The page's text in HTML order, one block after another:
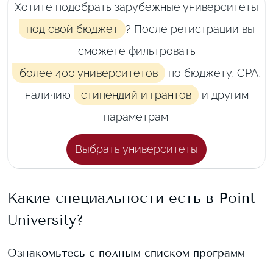
Хотите подобрать зарубежные университеты
под свой бюджет ? После регистрации вы
сможете фильтровать
более 400 университетов
по бюджету, GPA,
наличию
стипендий и грантов и другим
параметрам.
Выбрать университеты
Какие специальности есть в Point
University?
Ознакомьтесь с полным списком программ